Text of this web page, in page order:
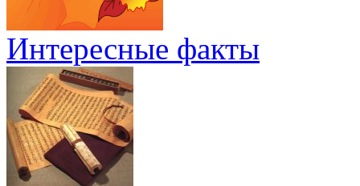
Интересные факты